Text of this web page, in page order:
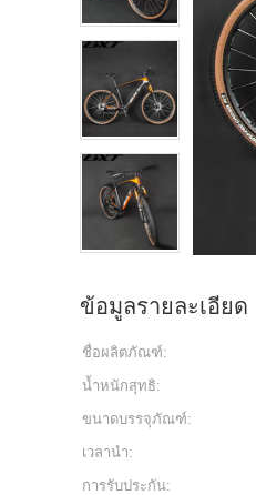
ข้อมูลรายละเอียด
ชื่อผลิตภัณฑ์:
น้ำหนักสุทธิ:
ขนาดบรรจุภัณฑ์:
เวลานำ:
การรับประกัน: